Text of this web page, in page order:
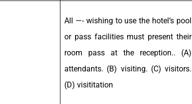
All —- wishing to use the hotel’s pool
or pass facilities must present their
room pass at the reception.. (A)
attendants. (B) visiting. (C) visitors.
(D) visititation